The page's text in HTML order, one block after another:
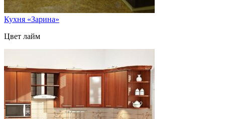
Кухня «Зарина»
Цвет лайм